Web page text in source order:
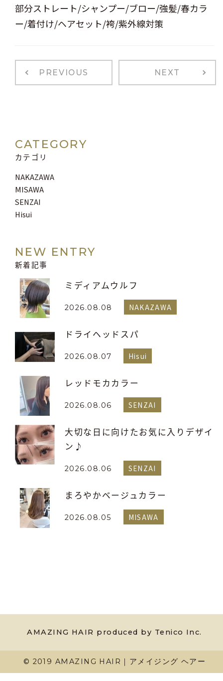
部分ストレート/シャンプー/ブロー/強髪/春カラ
ー/着付け/ヘアセット/袴/紫外線対策
PREVIOUS NEXT
CATEGORY
カテゴリ
NAKAZAWA
MISAWA
SENZAI
Hisui
NEW ENTRY
新着記事
ミディアムウルフ
2026.08.08 NAKAZAWA
ドライヘッドスパ
2026.08.07 Hisui
レッドモカカラー
2026.08.06 SENZAI
大切な日に向けたお気に入りデザイ
ン♪
2026.08.06 SENZAI
まろやかベージュカラー
2026.08.05 MISAWA
AMAZING HAIR produced by Tenico Inc.
© 2019 AMAZING HAIR｜アメイジング ヘアー